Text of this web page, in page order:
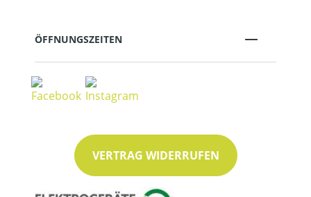
ÖFFNUNGSZEITEN
VERTRAG WIDERRUFEN